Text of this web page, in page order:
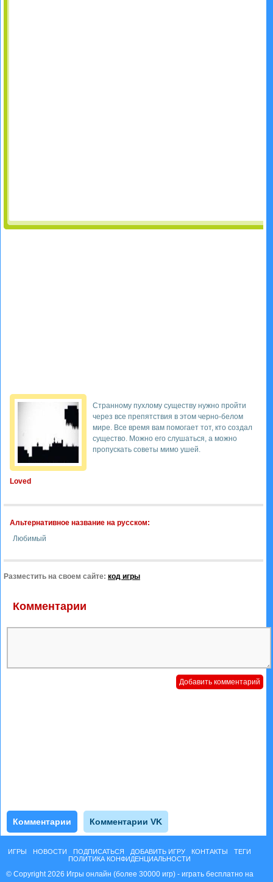
Loved
Странному пухлому существу нужно пройти
через все препятствия в этом черно-белом
мире. Все время вам помогает тот, кто создал
существо. Можно его слушаться, а можно
пропускать советы мимо ушей.
Альтернативное название на русском:
Любимый
Разместить на своем сайте: код игры
Комментарии
Комментарии Комментарии VK
ИГРЫ НОВОСТИ ПОДПИСАТЬСЯ ДОБАВИТЬ ИГРУ КОНТАКТЫ
ТЕГИ
ПОЛИТИКА КОНФИДЕНЦИАЛЬНОСТИ
© Copyright 2026 Игры онлайн (более 30000 игр) - играть бесплатно на